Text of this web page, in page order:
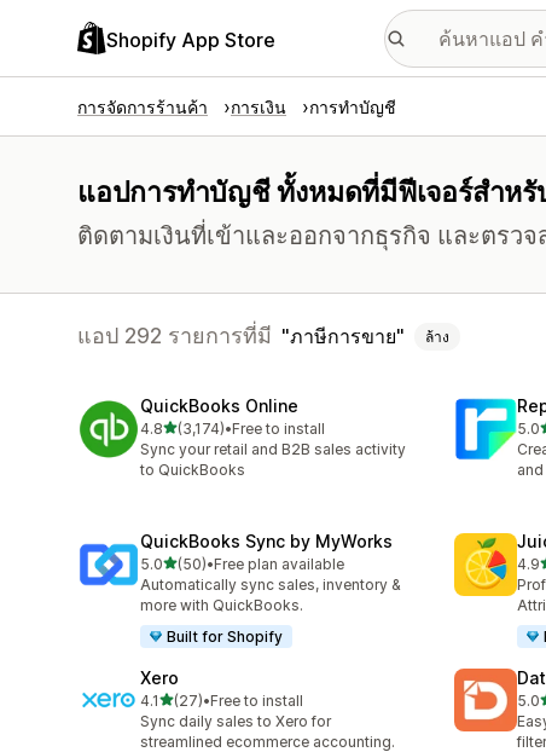
Shopify App Store
การจัดการร้านค้า การเงิน การทำบัญชี
แอปการทำบัญชี ทั้งหมดที่มีฟีเจอร์สำหรั
ติดตามเงินที่เข้าและออกจากธุรกิจ และตรว
แอป 292 รายการที่มี ภาษีการขาย ล้าง
QuickBooks Online
4.8เต็ม 5 ดาว
(3,174)
ทั้งหมด 3174 รีวิว
•Free to install
Sync your retail and B2B sales activity
to QuickBooks
5.0
ทั้งห
QuickBooks Sync by MyWorks
5.0เต็ม 5 ดาว
(50)
ทั้งหมด 50 รีวิว
•Free plan available
Automatically sync sales, inventory &
more with QuickBooks.
Built for Shopify
4.9
ทั้ง
Xero
4.1เต็ม 5 ดาว
(27)
ทั้งหมด 27 รีวิว
•Free to install
Sync daily sales to Xero for
streamlined ecommerce accounting.
5.0
ทั้ง